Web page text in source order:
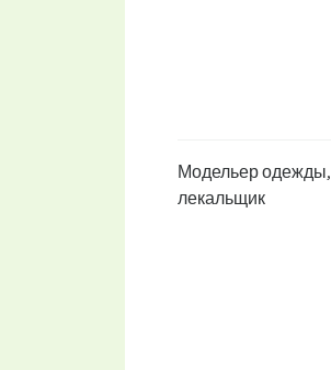
Модельер одежды,
лекальщик